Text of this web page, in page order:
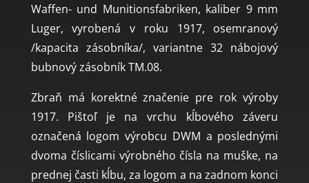
Waffen- und Munitionsfabriken, kaliber 9 mm
Luger, vyrobená v roku 1917, osemranový
/kapacita zásobníka/, variantne 32 nábojový
bubnový zásobník TM.08.
Zbraň má korektné značenie pre rok výroby
1917. Pištoľ je na vrchu kĺbového záveru
označená logom výrobcu DWM a poslednými
dvoma číslicami výrobného čísla na muške, na
prednej časti kĺbu, za logom a na zadnom konci